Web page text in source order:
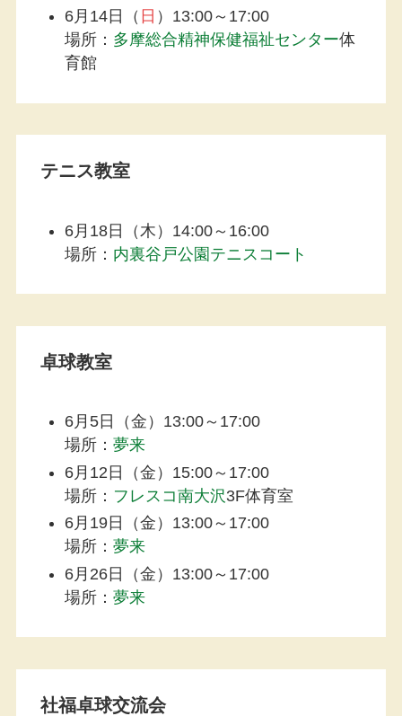
6月14日（ 日 ）13:00～17:00
場所： 多摩総合精神保健福祉センター体
育館
テニス教室
6月18日（木）14:00～16:00
場所： 内裏谷戸公園テニスコート
卓球教室
6月5日（金）13:00～17:00
場所： 夢来
6月12日（金）15:00～17:00
場所： フレスコ南大沢3F体育室
6月19日（金）13:00～17:00
場所： 夢来
6月26日（金）13:00～17:00
場所： 夢来
社福卓球交流会